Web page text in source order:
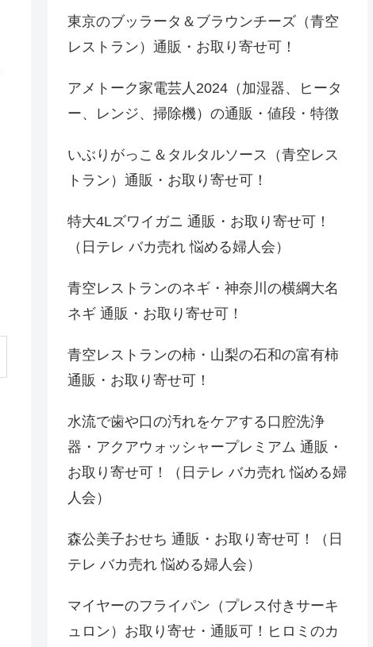
東京のブッラータ＆ブラウンチーズ（青空
レストラン）通販・お取り寄せ可！
アメトーク家電芸人2024（加湿器、ヒータ
ー、レンジ、掃除機）の通販・値段・特徴
いぶりがっこ＆タルタルソース（青空レス
トラン）通販・お取り寄せ可！
特大4Lズワイガニ 通販・お取り寄せ可！
（日テレ バカ売れ 悩める婦人会）
青空レストランのネギ・神奈川の横綱大名
ネギ 通販・お取り寄せ可！
青空レストランの柿・山梨の石和の富有柿
通販・お取り寄せ可！
水流で歯や口の汚れをケアする口腔洗浄
器・アクアウォッシャープレミアム 通販・
お取り寄せ可！（日テレ バカ売れ 悩める婦
人会）
森公美子おせち 通販・お取り寄せ可！（日
テレ バカ売れ 悩める婦人会）
マイヤーのフライパン（プレス付きサーキ
ュロン）お取り寄せ・通販可！ヒロミのカ